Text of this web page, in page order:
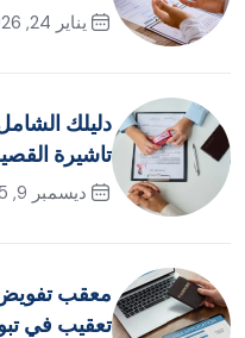
يناير 24, 2026
دليلك
تاشيرة
ديسمبر 9, 2025
معقب
تعقيب في